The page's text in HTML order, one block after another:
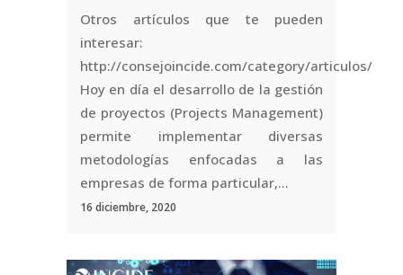
Otros artículos que te pueden
interesar:
http://consejoincide.com/category/articulos/
Hoy en día el desarrollo de la gestión
de proyectos (Projects Management)
permite implementar diversas
metodologías enfocadas a las
empresas de forma particular,...
16 diciembre, 2020